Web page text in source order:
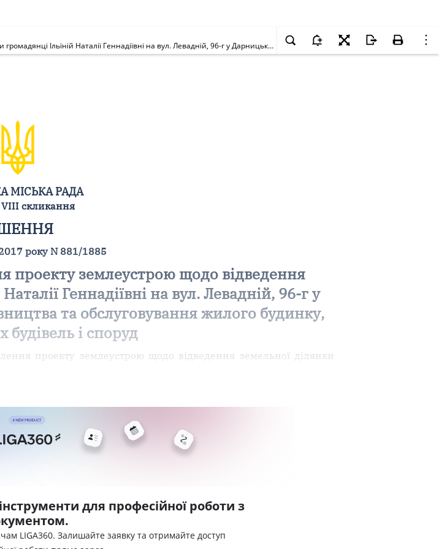
Про надання дозволу на розроблення проекту землеустрою щодо відведення земельної ділянки громадянці Ільїній Наталії Геннадіївні на вул. Левадній, 96-г у Дарницькому районі м. Києва для будівництва та обслуговування жилого будинку, господарських будівель і споруд
МІСЬКА РАДА
VIII скликання
року N 881/1885
проекту землеустрою щодо відведення
Геннадіївні на вул. Левадній, 96-г у
та обслуговування жилого будинку,
будівель і споруд
проекту землеустрою щодо відведення земельної ділянки
для професійної роботи з
LIGA360. Залишайте заявку та отримайте доступ